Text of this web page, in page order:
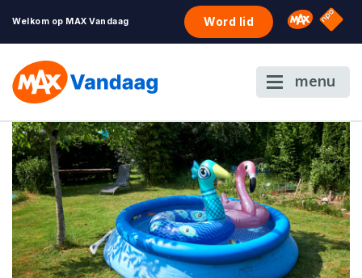
Welkom op MAX Vandaag Word lid Omroep
NPO
menu